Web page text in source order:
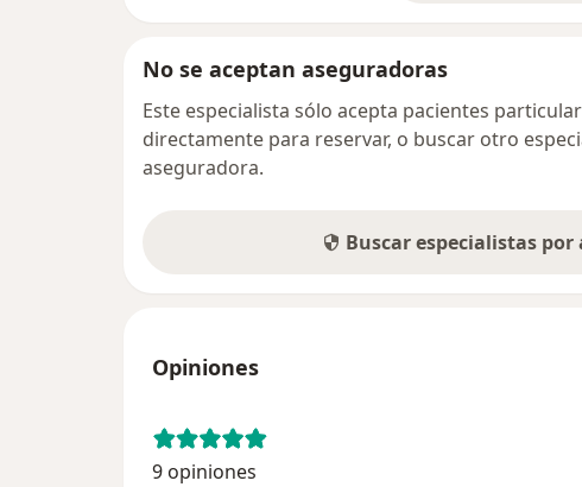
No se aceptan aseguradoras
Este especialista sólo acepta pacientes
directamente para reservar, o buscar otro
aseguradora.
Buscar especialistas por
Opiniones
9 opiniones